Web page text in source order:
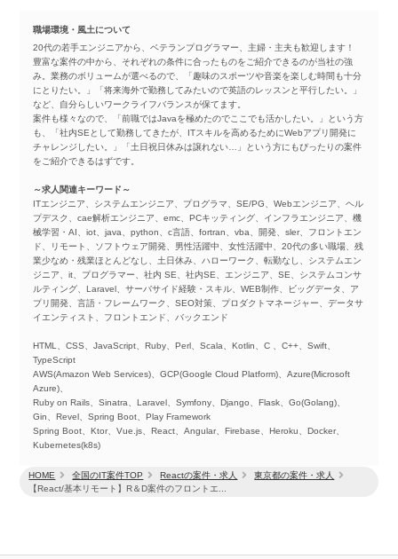
HOME 全国のIT案件TOP Reactの案件・求人
東京都の案件・求人
【React/基本リモート】R＆D案件のフロントエ...
職場環境・風土について
20代の若手エンジニアから、ベテランプログラマー、主婦・主夫も歓迎します！
豊富な案件の中から、それぞれの条件に合ったものをご紹介できるのが当社の強
み。業務のボリュームが選べるので、「趣味のスポーツや音楽を楽しむ時間も十分
にとりたい。」「将来海外で勤務してみたいので英語のレッスンと平行したい。」
など、自分らしいワークライフバランスが保てます。
案件も様々なので、「前職ではJavaを極めたのでここでも活かしたい。」という方
も、「社内SEとして勤務してきたが、ITスキルを高めるためにWebアプリ開発に
チャレンジしたい。」「土日祝日休みは譲れない…」という方にもぴったりの案件
をご紹介できるはずです。
～求人関連キーワード～
ITエンジニア、システムエンジニア、プログラマ、SE/PG、Webエンジニア、ヘル
プデスク、cae解析エンジニア、emc、PCキッティング、インフラエンジニア、機
械学習・AI、iot、java、python、c言語、fortran、vba、開発、sler、フロントエン
ド、リモート、ソフトウェア開発、男性活躍中、女性活躍中、20代の多い職場、残
業少なめ・残業ほとんどなし、土日休み、ハローワーク、転勤なし、システムエン
ジニア、it、プログラマー、社内 SE、社内SE、エンジニア、SE、システムコンサ
ルティング、Laravel、サーバサイド経験・スキル、WEB制作、ビッグデータ、ア
プリ開発、言語・フレームワーク、SEO対策、プロダクトマネージャー、データサ
イエンティスト、フロントエンド、バックエンド
HTML、CSS、JavaScript、Ruby、Perl、Scala、Kotlin、C 、C++、Swift、
TypeScript
AWS(Amazon Web Services)、GCP(Google Cloud Platform)、Azure(Microsoft
Azure)、
Ruby on Rails、Sinatra、Laravel、Symfony、Django、Flask、Go(Golang)、
Gin、Revel、Spring Boot、Play Framework
Spring Boot、Ktor、Vue.js、React、Angular、Firebase、Heroku、Docker、
Kubernetes(k8s)